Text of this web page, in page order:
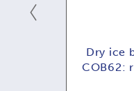
Dry ice
COB62: